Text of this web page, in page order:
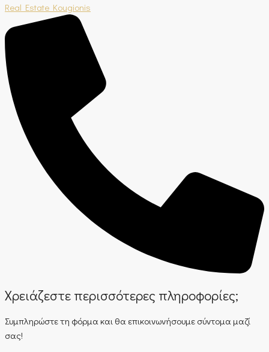
Real Estate Kougionis
Χρειάζεστε περισσότερες πληροφορίες;
Συμπληρώστε τη φόρμα και θα επικοινωνήσουμε σύντομα μαζί
σας!